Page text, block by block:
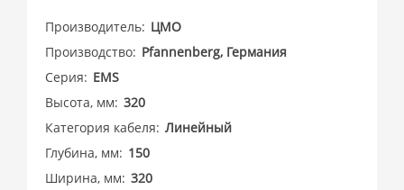
Производитель ЦМО
Производство Pfannenberg, Германия
Серия
EMS
Высота, мм 320
Категория кабеля Линейный
Глубина, мм
150
Ширина, мм 320